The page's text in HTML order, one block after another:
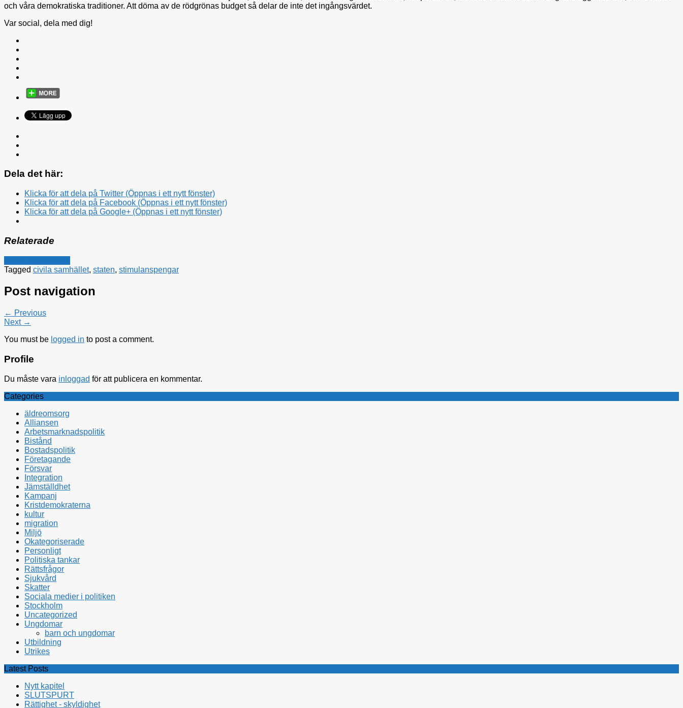
och våra demokratiska traditioner. Att döma av de rödgrönas budget så delar de inte det ingångsvärdet.
Var social, dela med dig!
Dela det här:
Klicka för att dela på Twitter (Öppnas i ett nytt fönster)
Klicka för att dela på Facebook (Öppnas i ett nytt fönster)
Klicka för att dela på Google+ (Öppnas i ett nytt fönster)
Relaterade
Tagged civila samhället, staten, stimulanspengar
Post navigation
← Previous
Next →
You must be logged in to post a comment.
Profile
Du måste vara inloggad för att publicera en kommentar.
Categories
äldreomsorg
Alliansen
Arbetsmarknadspolitik
Bistånd
Bostadspolitik
Företagande
Försvar
Integration
Jämställdhet
Kampanj
Kristdemokraterna
kultur
migration
Miljö
Okategoriserade
Personligt
Politiska tankar
Rättsfrågor
Sjukvård
Skatter
Sociala medier i politiken
Stockholm
Uncategorized
Ungdomar
barn och ungdomar
Utbildning
Utrikes
Latest Posts
Nytt kapitel
SLUTSPURT
Rättighet - skyldighet